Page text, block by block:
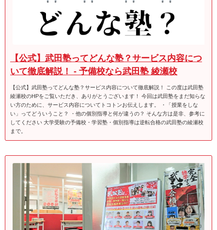
【公式】武田塾ってどんな塾？サービス内容につ
いて徹底解説！ - 予備校なら武田塾 綾瀬校
【公式】武田塾ってどんな塾？サービス内容について徹底解説！ この度は武田塾
綾瀬校のHPをご覧いただき、ありがとうございます！ 今回は武田塾をまだ知らな
い方のために、サービス内容についてトコトンお伝えします。 ・「授業をしな
い」ってどういうこと？ ・他の個別指導と何が違うの？ そんな方は是非、参考に
してください 大学受験の予備校・学習塾・個別指導は逆転合格の武田塾の綾瀬校
まで。